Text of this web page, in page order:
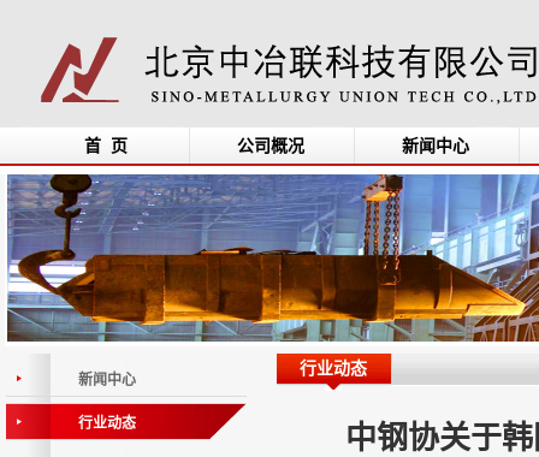
首 页 公司概况 新闻中心
新闻中心
行业动态
行业动态
中钢协关于